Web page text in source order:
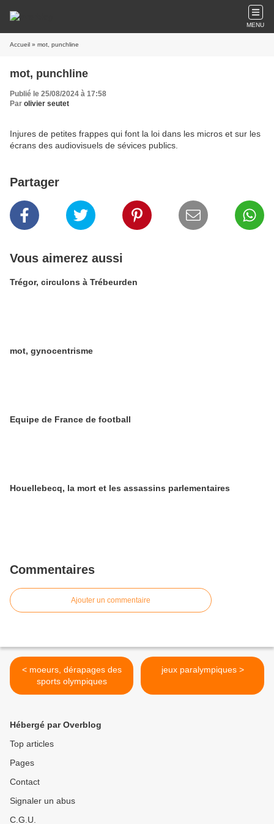
MENU
Accueil » mot, punchline
mot, punchline
Publié le 25/08/2024 à 17:58
Par olivier seutet
Injures de petites frappes qui font la loi dans les micros et sur les
écrans des audiovisuels de sévices publics.
Partager
Vous aimerez aussi
Trégor, circulons à Trébeurden
mot, gynocentrisme
Equipe de France de football
Houellebecq, la mort et les assassins parlementaires
Commentaires
Ajouter un commentaire
< moeurs, dérapages des
sports olympiques
jeux paralympiques >
Hébergé par Overblog
Top articles
Pages
Contact
Signaler un abus
C.G.U.